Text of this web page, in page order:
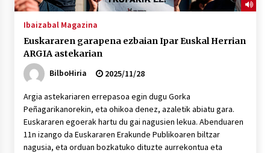
Ibaizabal Magazina
Euskararen garapena ezbaian Ipar Euskal Herrian
ARGIA astekarian
BilboHiria
2025/11/28
Argia astekariaren errepasoa egin dugu Gorka
Peñagarikanorekin, eta ohikoa denez, azaletik abiatu gara.
Euskararen egoerak hartu du gai nagusien lekua. Abenduaren
11n izango da Euskararen Erakunde Publikoaren biltzar
nagusia, eta orduan bozkatuko dituzte aurrekontua eta